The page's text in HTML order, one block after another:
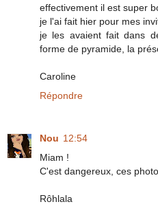
effectivement il est super
je l'ai fait hier pour mes
je les avaient fait dans
forme de pyramide, la
Caroline
Répondre
Nou 12:54
Miam !
C'est dangereux, ces
Rôhlala